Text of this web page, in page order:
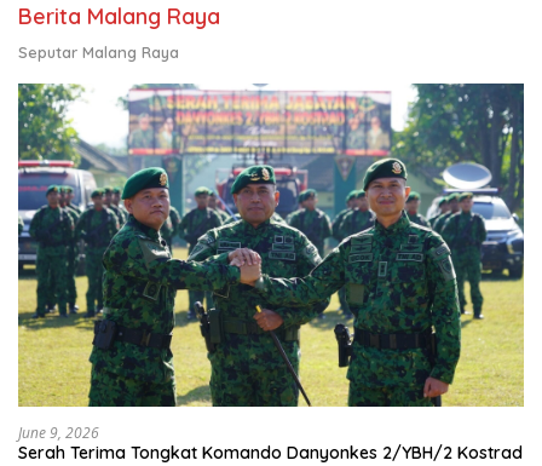
Berita Malang Raya
Seputar Malang Raya
June 9, 2026
Serah Terima Tongkat Komando Danyonkes 2/YBH/2 Kostrad